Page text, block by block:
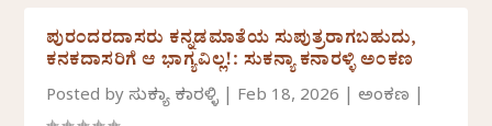
ಪುರಂದರದಾಸರು ಕನ್ನಡಮಾತೆಯ ಸುಪುತ್ರರಾಗಬಹುದು,
ಕನಕದಾಸರಿಗೆ ಆ ಭಾಗ್ಯವಿಲ್ಲ!: ಸುಕನ್ಯಾ ಕನಾರಳ್ಳಿ ಅಂಕಣ
Posted byಸುಕನ್ಯಾ ಕನಾರಳ್ಳಿ Feb 18, 2026 |ಅಂಕಣ